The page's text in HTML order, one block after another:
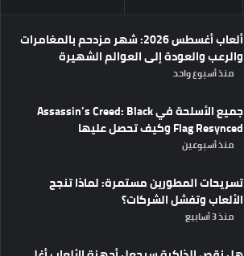
ألعاب أغسطس 2026: شهر مزدحم بالمغامرات
والرعب والعودة إلى العوالم الشهيرة
منذ أسبوع واحد
جميع الأسلحة في Assassin’s Creed: Black
Flag Resynced وكيف تحصل عليها
منذ أسبوعين
تسريحات المطورين مستمرة: لماذا تنجح
الألعاب وتفشل الشركات؟
منذ 3 أسابيع